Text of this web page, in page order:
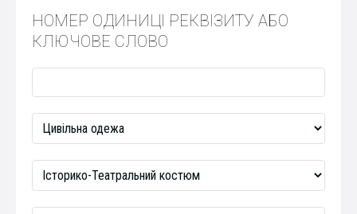
НОМЕР ОДИНИЦІ РЕКВІЗИТУ АБО
КЛЮЧОВЕ СЛОВО